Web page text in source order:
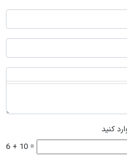
کنید
6 + 10 =